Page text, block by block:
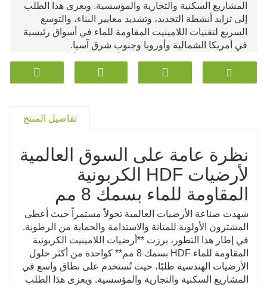
المشاريع السكنية والتجارية والمؤسسية. ويعزى هذا الطلب
إلى تزايد أنشطة التجديد، وتشديد معايير البناء، والتوسع
السريع لتقنيات اللامينيت المقاومة للماء في أسواق رئيسية
في أمريكا الشمالية وأوروبا وجنوب شرق آسيا.
المقاومة للماء قد شهدت نموًا بمعدلات أعلى بكثير من
شرائح اللامينيت التقليدية. إن الثبات المعزز والأداء المقاوم
تفاصيل المنتج
نظرة عامة على السوق العالمية
لأرضيات HDF الكربونية
المقاومة للماء بسمك 8 مم
شهدت صناعة الأرضيات العالمية تحولاً مستمراً حيث أعطى
المشترون الأولوية للمتانة والاستدامة والحماية من الرطوبة.
في إطار هذا التطور، برزت **أرضيات اللامينيت الكربونية
المقاومة للماء HDF بسمك 8 مم** كواحدة من أكثر حلول
الأرضيات الهندسية طلبًا، حيث تُستخدم على نطاق واسع في
المشاريع السكنية والتجارية والمؤسسية. ويعزى هذا الطلب